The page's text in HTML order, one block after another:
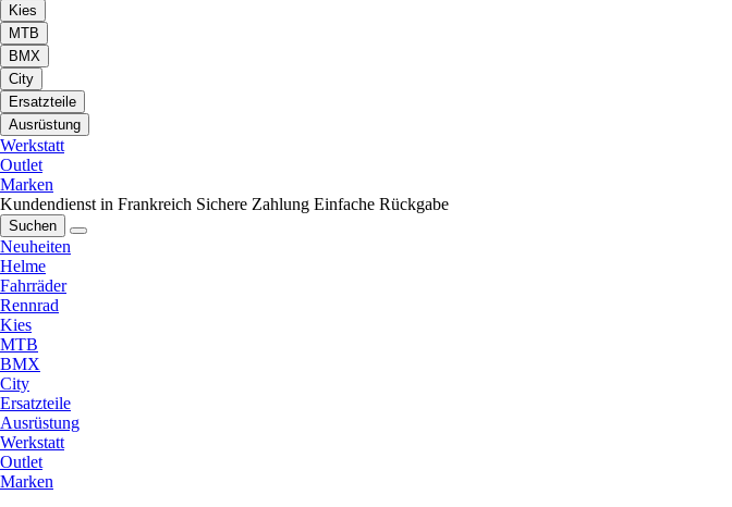
Kies
MTB
BMX
City
Ersatzteile
Ausrüstung
Werkstatt
Outlet
Marken
Kundendienst in Frankreich Sichere Zahlung Einfache Rückgabe
Suchen
Neuheiten
Helme
Fahrräder
Rennrad
Kies
MTB
BMX
City
Ersatzteile
Ausrüstung
Werkstatt
Outlet
Marken